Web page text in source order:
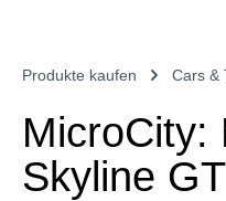
Produkte kaufen Cars &
MicroCity:
Skyline